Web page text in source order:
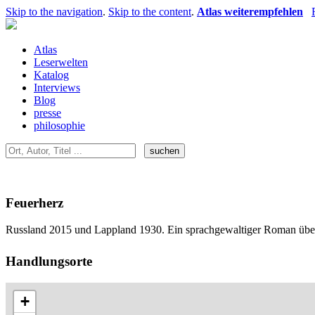
Skip to the navigation. Skip to the content. Atlas weiterempfehlen
Atlas
Leserwelten
Katalog
Interviews
Blog
presse
philosophie
Feuerherz
Russland 2015 und Lappland 1930. Ein sprachgewaltiger Roman
Handlungsorte
+